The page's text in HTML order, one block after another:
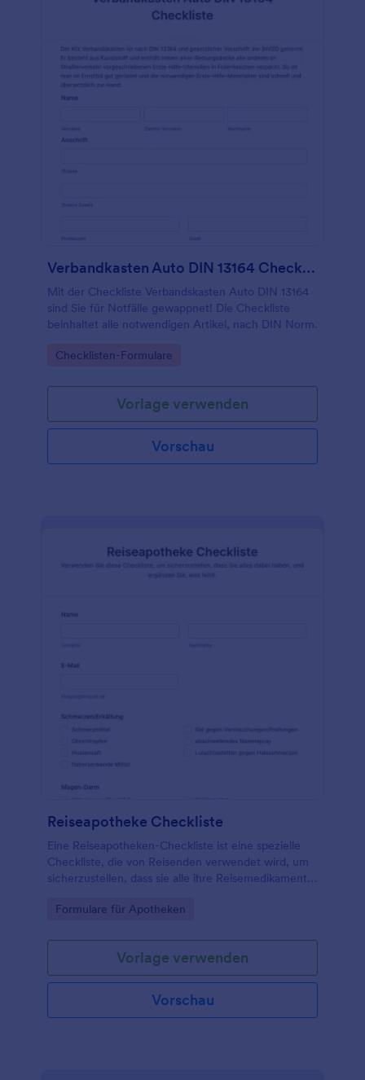
Verbandkasten Auto DIN 13164 Checkliste
Mit der Checkliste Verbandskasten Auto DIN 13164
sind Sie für Notfälle gewappnet! Die Checkliste
beinhaltet alle notwendigen Artikel, nach DIN Norm.
Go to Category:
Checklisten-Formulare
Vorlage verwenden
Vorschau
Reiseapotheke Checkliste
Eine Reiseapotheken-Checkliste ist eine spezielle
Checkliste, die von Reisenden verwendet wird, um
sicherzustellen, dass sie alle ihre Reisemedikamente
Go to Category:
Formulare für Apotheken
Vorlage verwenden
Vorschau